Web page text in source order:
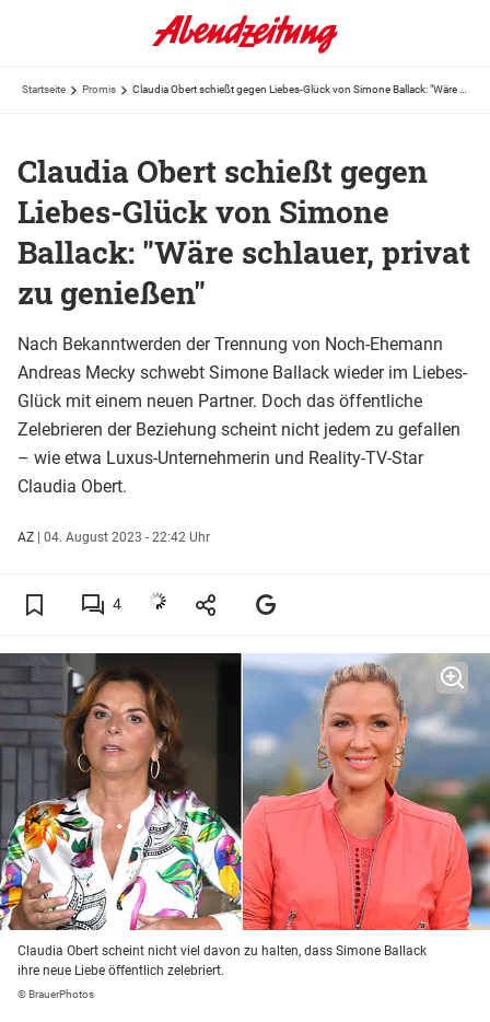
Startseite Promis
Claudia Obert schießt gegen
Liebes-Glück von Simone
Ballack: "Wäre schlauer, privat
zu genießen"
Nach Bekanntwerden der Trennung von Noch-Ehemann
Andreas Mecky schwebt Simone Ballack wieder im Liebes-
Glück mit einem neuen Partner. Doch das öffentliche
Zelebrieren der Beziehung scheint nicht jedem zu gefallen
– wie etwa Luxus-Unternehmerin und Reality-TV-Star
Claudia Obert.
AZ | 04. August 2023 - 22:42 Uhr
4
Claudia Obert scheint nicht viel davon zu halten, dass Simone Ballack
ihre neue Liebe öffentlich zelebriert.
© BrauerPhotos